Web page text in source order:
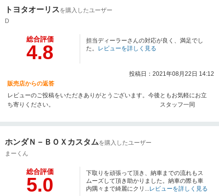
トヨタオーリスを購入したユーザー
D
総合評価
4.8
担当ディーラーさんの対応が良く、満足でし
た。 レビューを詳しく見る
投稿日：2021年08月22日 14:12
販売店からの返答
レビューのご投稿をいただきありがとうございます。今後ともお気軽にお立
ち寄りください。 スタッフ一同
ホンダＮ－ＢＯＸカスタムを購入したユーザー
まーくん
総合評価
5.0
下取りを頑張って頂き、納車までの流れもス
ムーズして頂き助かりました。納車の際も車
内隅々まで綺麗にクリ... レビューを詳しく見る